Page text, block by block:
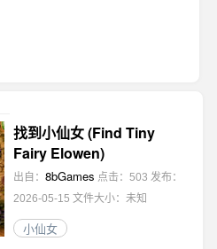
找到小仙女 (Find Tiny
Fairy Elowen)
出自： 8bGames 点击：503 发布：
2026-05-15 文件大小：未知
小仙女